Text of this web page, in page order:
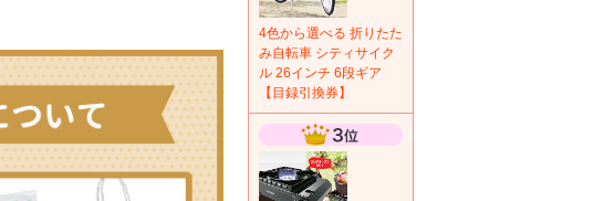
4色から選べる 折りたた
み自転車 シティサイク
ル 26インチ 6段ギア
【目録引換券】